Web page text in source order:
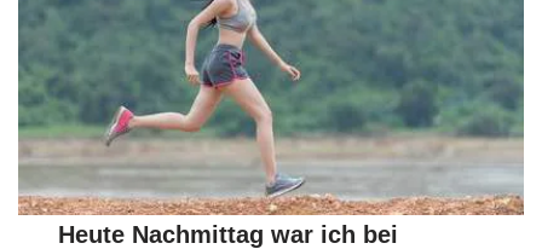
Heute Nachmittag war ich bei